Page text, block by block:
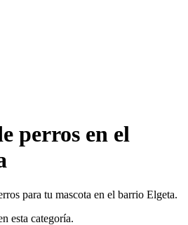
perros en el
para tu mascota en el barrio Elgeta.
esta categoría.